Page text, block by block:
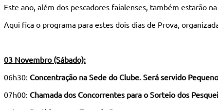
Este ano, além dos pescadores faialenses, também estarão
Aqui fica o programa para estes dois dias de Prova,
03 Novembro (Sábado):
06h30: Concentração na Sede do Clube. Será servido
07h00: Chamada dos Concorrentes para o Sorteio dos